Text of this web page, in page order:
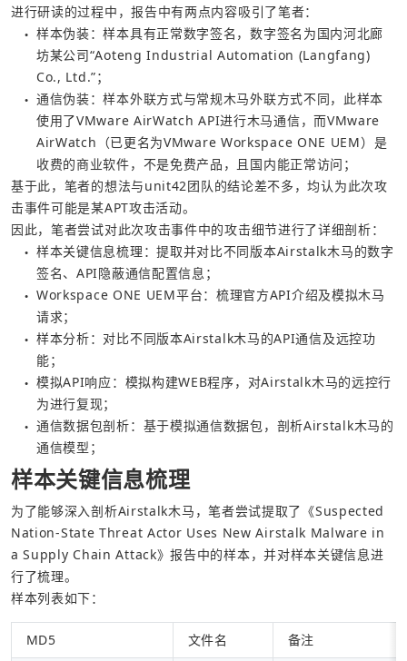
进行研读的过程中，报告中有两点内容吸引了笔者：
●
样本伪装：样本具有正常数字签名，数字签名为国内河北廊
坊某公司“Aoteng Industrial Automation (Langfang)
Co., Ltd.”；
●
通信伪装：样本外联方式与常规木马外联方式不同，此样本
使用了VMware AirWatch API进行木马通信，而VMware
AirWatch（已更名为VMware Workspace ONE UEM）是
收费的商业软件，不是免费产品，且国内能正常访问；
基于此，笔者的想法与unit42团队的结论差不多，均认为此次攻
击事件可能是某APT攻击活动。
因此，笔者尝试对此次攻击事件中的攻击细节进行了详细剖析：
●
样本关键信息梳理：提取并对比不同版本Airstalk木马的数字
签名、API隐蔽通信配置信息；
●
Workspace ONE UEM平台：梳理官方API介绍及模拟木马
请求；
●
样本分析：对比不同版本Airstalk木马的API通信及远控功
能；
●
模拟API响应：模拟构建WEB程序，对Airstalk木马的远控行
为进行复现；
●
通信数据包剖析：基于模拟通信数据包，剖析Airstalk木马的
通信模型；
样本关键信息梳理
为了能够深入剖析Airstalk木马，笔者尝试提取了《Suspected
Nation-State Threat Actor Uses New Airstalk Malware in
a Supply Chain Attack》报告中的样本，并对样本关键信息进
行了梳理。
样本列表如下：
MD5 文件名 备注